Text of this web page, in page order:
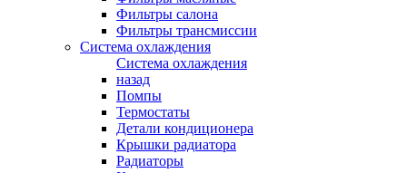
Фильтры салона
Фильтры трансмиссии
Система охлаждения
Система охлаждения
назад
Помпы
Термостаты
Детали кондиционера
Крышки радиатора
Радиаторы